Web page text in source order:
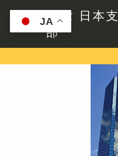
Hult 日本支
部
JA